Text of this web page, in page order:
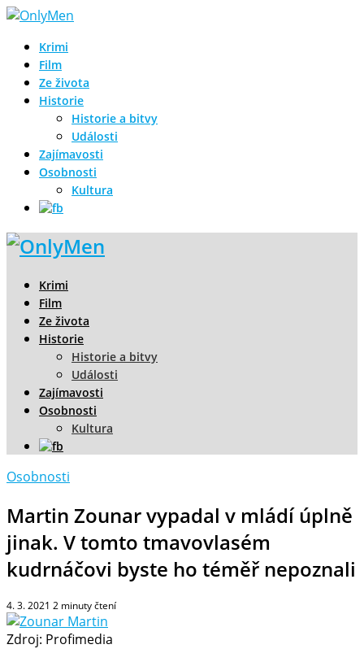
Krimi
Film
Ze života
Historie
Historie a bitvy
Události
Zajímavosti
Osobnosti
Kultura
Krimi
Film
Ze života
Historie
Historie a bitvy
Události
Zajímavosti
Osobnosti
Kultura
Osobnosti
Martin Zounar vypadal v mládí úplně
jinak. V tomto tmavovlasém
kudrnáčovi byste ho téměř nepoznali
4. 3. 2021 2 minuty čtení
Zdroj: Profimedia